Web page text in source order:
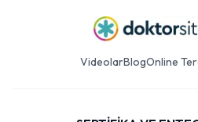
VideolarBlogOnline